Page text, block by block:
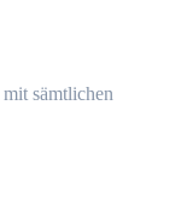
sämtlichen